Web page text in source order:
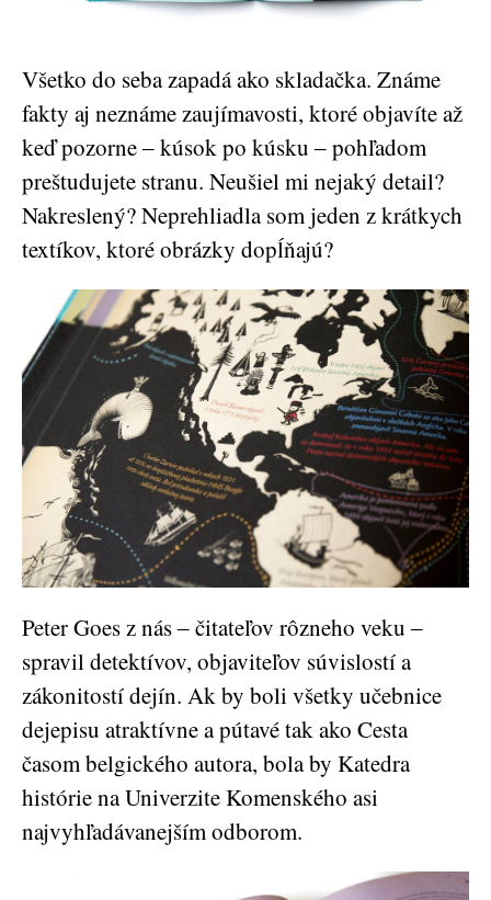
Všetko do seba zapadá ako skladačka. Známe
fakty aj neznáme zaujímavosti, ktoré objavíte až
keď pozorne ‒ kúsok po kúsku ‒ pohľadom
preštudujete stranu. Neušiel mi nejaký detail?
Nakreslený? Neprehliadla som jeden z krátkych
textíkov, ktoré obrázky dopĺňajú?
Peter Goes z nás ‒ čitateľov rôzneho veku ‒
spravil detektívov, objaviteľov súvislostí a
zákonitostí dejín. Ak by boli všetky učebnice
dejepisu atraktívne a pútavé tak ako Cesta
časom belgického autora, bola by Katedra
histórie na Univerzite Komenského asi
najvyhľadávanejším odborom.